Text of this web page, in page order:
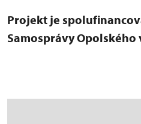
Projekt je
Samosprávy